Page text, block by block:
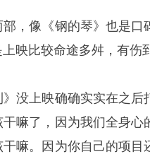
，像《钢的琴》也是
映比较命途多舛，有伤
没上映确确实实在之后
嘛了，因为我们全身
嘛。因为你自己的项